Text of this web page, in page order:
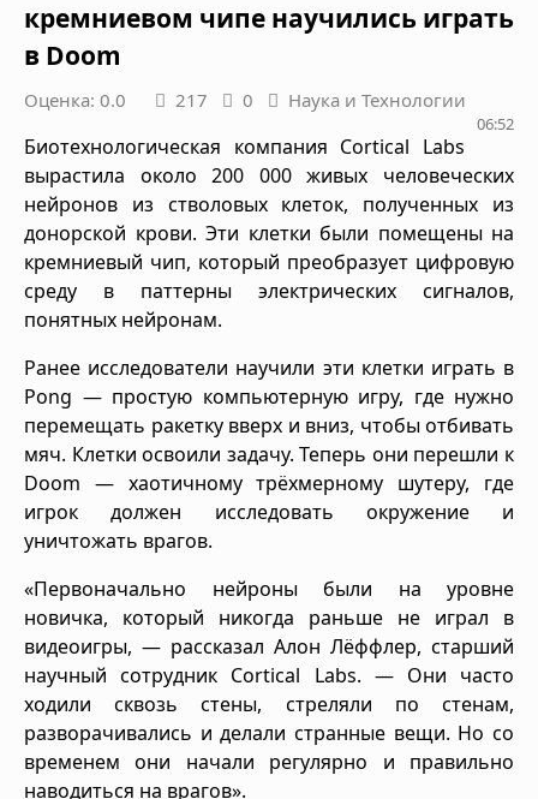
кремниевом чипе научились играть
в Doom
Оценка: 0.0 217 0 Наука и Технологии
06:52
Биотехнологическая компания Cortical Labs
вырастила около 200 000 живых человеческих
нейронов из стволовых клеток, полученных из
донорской крови. Эти клетки были помещены на
кремниевый чип, который преобразует цифровую
среду в паттерны электрических сигналов,
понятных нейронам.
Ранее исследователи научили эти клетки играть в
Pong — простую компьютерную игру, где нужно
перемещать ракетку вверх и вниз, чтобы отбивать
мяч. Клетки освоили задачу. Теперь они перешли к
Doom — хаотичному трёхмерному шутеру, где
игрок должен исследовать окружение и
уничтожать врагов.
«Первоначально нейроны были на уровне
новичка, который никогда раньше не играл в
видеоигры, — рассказал Алон Лёффлер, старший
научный сотрудник Cortical Labs. — Они часто
ходили сквозь стены, стреляли по стенам,
разворачивались и делали странные вещи. Но со
временем они начали регулярно и правильно
наводиться на врагов».